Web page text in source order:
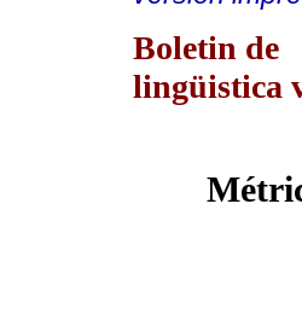
Boletin de
lingüistica